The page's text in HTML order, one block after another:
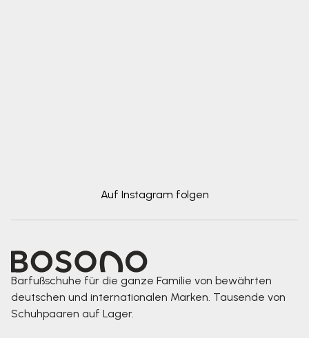
Auf Instagram folgen
Barfußschuhe für die ganze Familie von bewährten
deutschen und internationalen Marken. Tausende von
Schuhpaaren auf Lager.